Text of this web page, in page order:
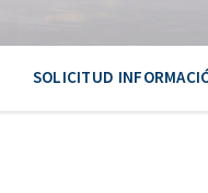
SOLICITUD